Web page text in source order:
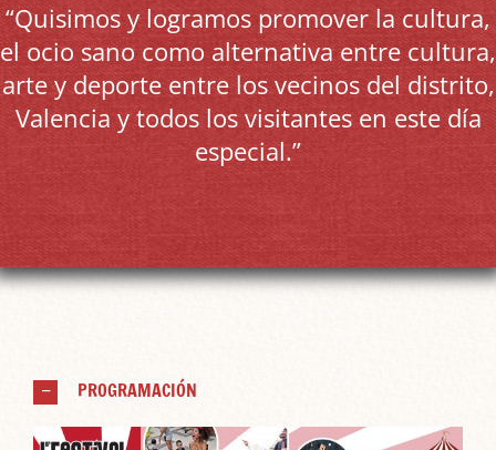
“Quisimos y logramos promover la cultura,
el ocio sano como alternativa entre cultura,
arte y deporte entre los vecinos del distrito,
Valencia y todos los visitantes en este día
especial.”
PROGRAMACIÓN